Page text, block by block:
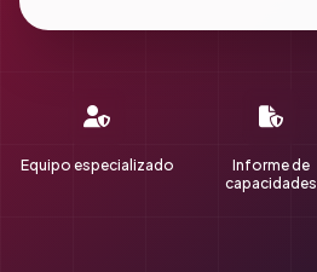
Equipo especializado
Informe de
capacidades